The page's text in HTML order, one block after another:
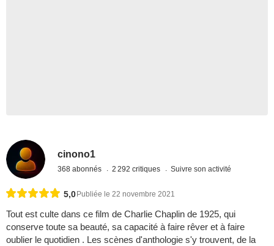
cinono1
368 abonnés 2 292 critiques Suivre son activité
5,0 Publiée le 22 novembre 2021
Tout est culte dans ce film de Charlie Chaplin de 1925, qui
conserve toute sa beauté, sa capacité à faire rêver et à faire
oublier le quotidien . Les scènes d'anthologie s'y trouvent, de la